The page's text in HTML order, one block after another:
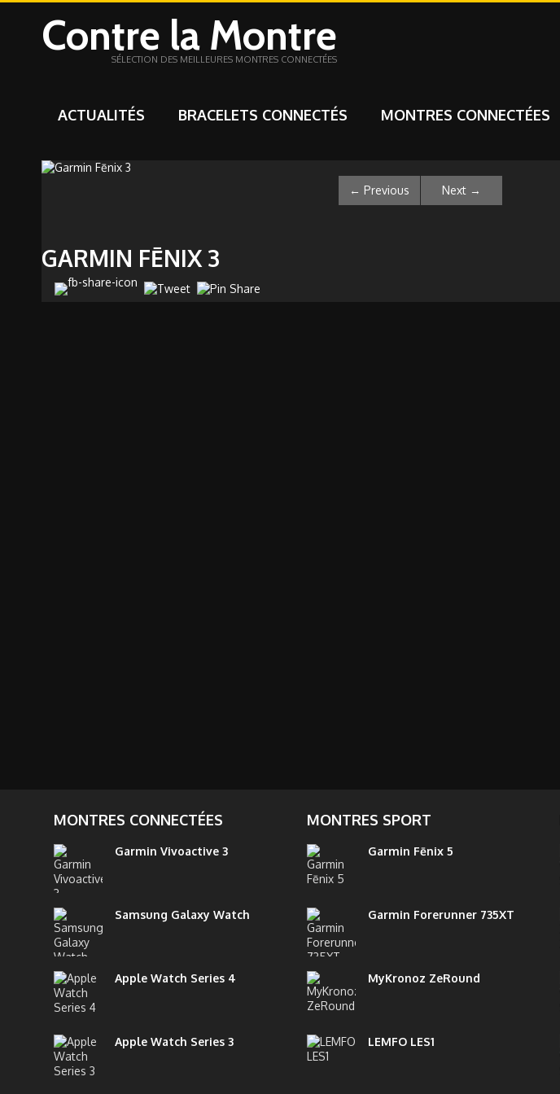
Contre la Montre
SÉLECTION DES MEILLEURES MONTRES CONNECTÉES
ACTUALITÉS BRACELETS CONNECTÉS MONTRES CONNECTÉES
← Previous Next →
GARMIN FĒNIX 3
MONTRES CONNECTÉES
Garmin Vivoactive 3
Samsung Galaxy Watch
Apple Watch Series 4
Apple Watch Series 3
MONTRES SPORT
Garmin Fēnix 5
Garmin Forerunner 735XT
MyKronoz ZeRound
LEMFO LES1